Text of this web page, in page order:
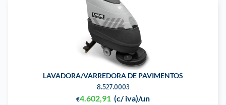
LAVADORA/VARREDORA DE PAVIMENTOS
8.527.0003
€4.602,91 (c/ iva)/un